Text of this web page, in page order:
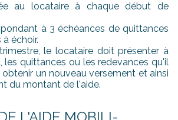
au locataire à chaque début de
à 3 échéances de quittances
échoir.
le locataire doit présenter à
les quittances ou les redevances qu'il
un nouveau versement et ainsi
du montant de l'aide.